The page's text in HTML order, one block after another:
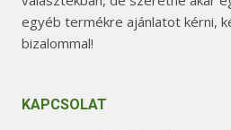
egyéb termékre ajánlatot kérni,
bizalommal!
KAPCSOLAT